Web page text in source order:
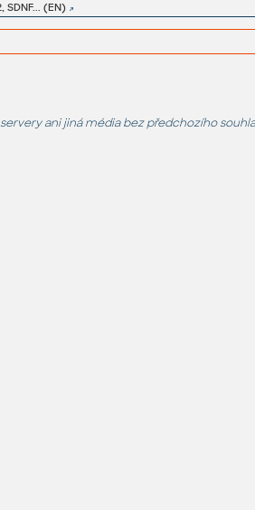
(EN)
ani jiná média bez předchozího